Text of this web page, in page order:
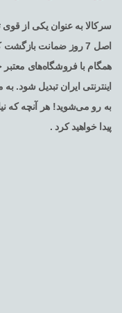
سرکالا به عنوان یکی از قوی
اصل 7 روز ضمانت
همگام با فروشگاه‌های
اینترنتی ایران تبدیل شود.
به رو می‌شوید! هر آنچه که
پیدا خواهید کرد .